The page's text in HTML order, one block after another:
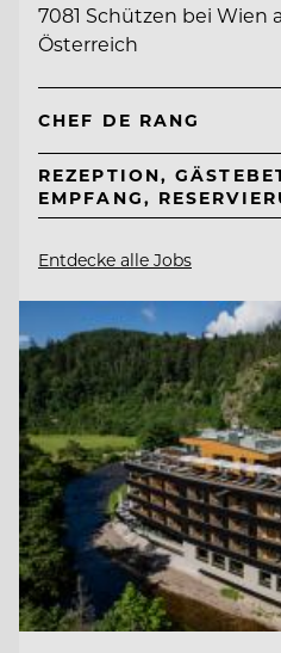
7081 Schützen bei Wien
Österreich
CHEF DE RANG
REZEPTION,
EMPFANG,
Entdecke alle Jobs